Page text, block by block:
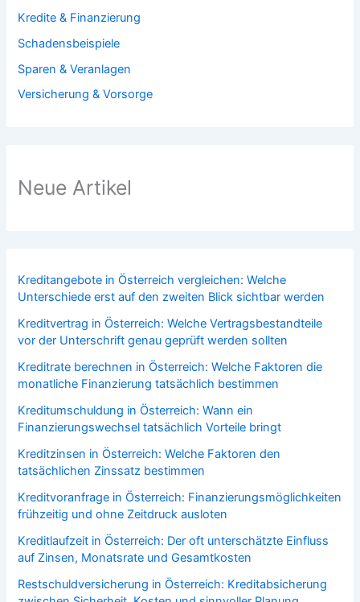
Kredite & Finanzierung
Schadensbeispiele
Sparen & Veranlagen
Versicherung & Vorsorge
Neue Artikel
Kreditangebote in Österreich vergleichen: Welche
Unterschiede erst auf den zweiten Blick sichtbar werden
Kreditvertrag in Österreich: Welche Vertragsbestandteile
vor der Unterschrift genau geprüft werden sollten
Kreditrate berechnen in Österreich: Welche Faktoren die
monatliche Finanzierung tatsächlich bestimmen
Kreditumschuldung in Österreich: Wann ein
Finanzierungswechsel tatsächlich Vorteile bringt
Kreditzinsen in Österreich: Welche Faktoren den
tatsächlichen Zinssatz bestimmen
Kreditvoranfrage in Österreich: Finanzierungsmöglichkeiten
frühzeitig und ohne Zeitdruck ausloten
Kreditlaufzeit in Österreich: Der oft unterschätzte Einfluss
auf Zinsen, Monatsrate und Gesamtkosten
Restschuldversicherung in Österreich: Kreditabsicherung